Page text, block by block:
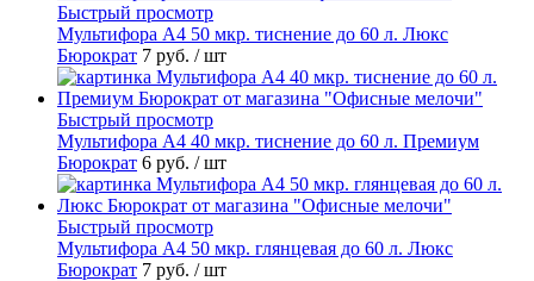
Быстрый просмотр
Мультифора А4 50 мкр. тиснение до 60 л. Люкс
Бюрократ 7 руб. / шт
Быстрый просмотр
Мультифора А4 40 мкр. тиснение до 60 л. Премиум
Бюрократ 6 руб. / шт
Быстрый просмотр
Мультифора А4 50 мкр. глянцевая до 60 л. Люкс
Бюрократ 7 руб. / шт